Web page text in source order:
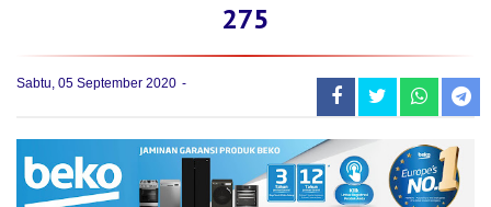
275
Sabtu, 05 September 2020